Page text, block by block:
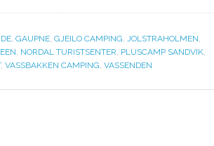
, GAUPNE, GJEILO CAMPING, JOLSTRAHOLMEN,
, NORDAL TURISTSENTER, PLUSCAMP SANDVIK,
, VASSBAKKEN CAMPING, VASSENDEN